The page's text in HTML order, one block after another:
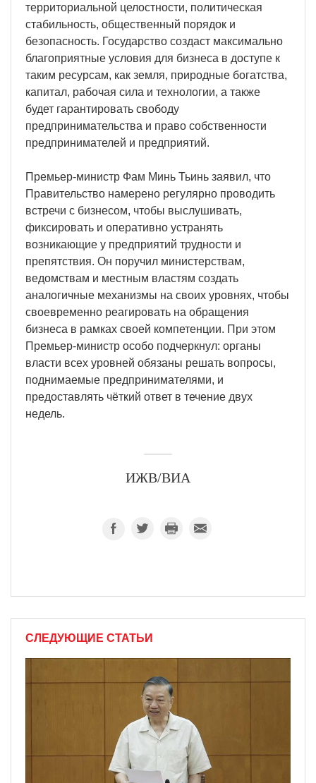
территориальной целостности, политическая
стабильность, общественный порядок и
безопасность. Государство создаст максимально
благоприятные условия для бизнеса в доступе к
таким ресурсам, как земля, природные богатства,
капитал, рабочая сила и технологии, а также
будет гарантировать свободу
предпринимательства и право собственности
предпринимателей и предприятий.
Премьер-министр Фам Минь Тьинь заявил, что
Правительство намерено регулярно проводить
встречи с бизнесом, чтобы выслушивать,
фиксировать и оперативно устранять
возникающие у предприятий трудности и
препятствия. Он поручил министерствам,
ведомствам и местным властям создать
аналогичные механизмы на своих уровнях, чтобы
своевременно реагировать на обращения
бизнеса в рамках своей компетенции. При этом
Премьер-министр особо подчеркнул: органы
власти всех уровней обязаны решать вопросы,
поднимаемые предпринимателями, и
предоставлять чёткий ответ в течение двух
недель.
ИЖВ/ВИА
СЛЕДУЮЩИЕ СТАТЬИ